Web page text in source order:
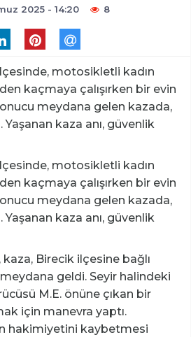
2025 - 14:20 8
ilçesinde, motosikletli kadın
kaçmaya çalışırken bir evin
meydana gelen kazada,
Yaşanan kaza anı, güvenlik
ilçesinde, motosikletli kadın
kaçmaya çalışırken bir evin
meydana gelen kazada,
Yaşanan kaza anı, güvenlik
Birecik ilçesine bağlı
geldi. Seyir halindeki
M.E. önüne çıkan bir
için manevra yaptı.
hakimiyetini kaybetmesi